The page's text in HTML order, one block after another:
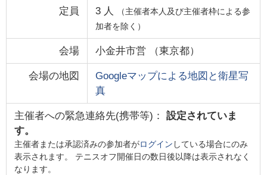
定員 3 人
（主催者本人及び主催者枠による参
加者を除く）
会場 小金井市営 （東京都）
会場の地図
Googleマップによる地図と衛星写
真
主催者への緊急連絡先(携帯等)： 設定されていま
す。
主催者または承認済みの参加者がログイン している場合にのみ
表示されます。 テニスオフ開催日の数日後以降は表示されなく
なります。